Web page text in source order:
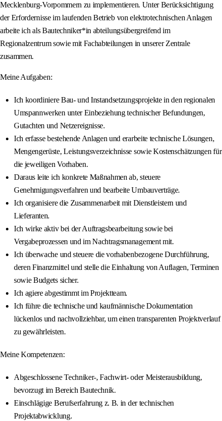
Mecklenburg-Vorpommern zu implementieren. Unter Berücksichtigung
der Erfordernisse im laufenden Betrieb von elektrotechnischen Anlagen
arbeite ich als Bautechniker*in abteilungsübergreifend im
Regionalzentrum sowie mit Fachabteilungen in unserer Zentrale
zusammen.
Meine Aufgaben:
Ich koordiniere Bau- und Instandsetzungsprojekte in den regionalen
Umspannwerken unter Einbeziehung technischer Befundungen,
Gutachten und Netzereignisse.
Ich erfasse bestehende Anlagen und erarbeite technische Lösungen,
Mengengerüste, Leistungsverzeichnisse sowie Kostenschätzungen für
die jeweiligen Vorhaben.
Daraus leite ich konkrete Maßnahmen ab, steuere
Genehmigungsverfahren und bearbeite Umbauverträge.
Ich organisiere die Zusammenarbeit mit Dienstleistern und
Lieferanten.
Ich wirke aktiv bei der Auftragsbearbeitung sowie bei
Vergabeprozessen und im Nachtragsmanagement mit.
Ich überwache und steuere die vorhabenbezogene Durchführung,
deren Finanzmittel und stelle die Einhaltung von Auflagen, Terminen
sowie Budgets sicher.
Ich agiere abgestimmt im Projektteam.
Ich führe die technische und kaufmännische Dokumentation
lückenlos und nachvollziehbar, um einen transparenten Projektverlauf
zu gewährleisten.
Meine Kompetenzen:
Abgeschlossene Techniker-, Fachwirt- oder Meisterausbildung,
bevorzugt im Bereich Bautechnik.
Einschlägige Berufserfahrung z. B. in der technischen
Projektabwicklung.